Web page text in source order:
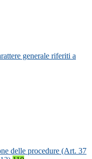
generale riferiti a
delle procedure (Art. 37